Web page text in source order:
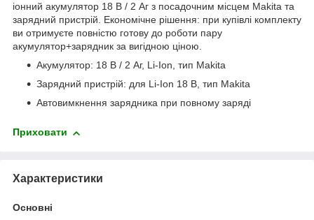
іонний акумулятор 18 В / 2 Аг з посадочним місцем Makita та
зарядний пристрій. Економічне рішення: при купівлі комплекту
ви отримуєте повністю готову до роботи пару
акумулятор+зарядник за вигідною ціною.
Акумулятор: 18 В / 2 Аг, Li-Ion, тип Makita
Зарядний пристрій: для Li-Ion 18 В, тип Makita
Автовимкнення зарядника при повному заряді
Приховати
Характеристики
Основні